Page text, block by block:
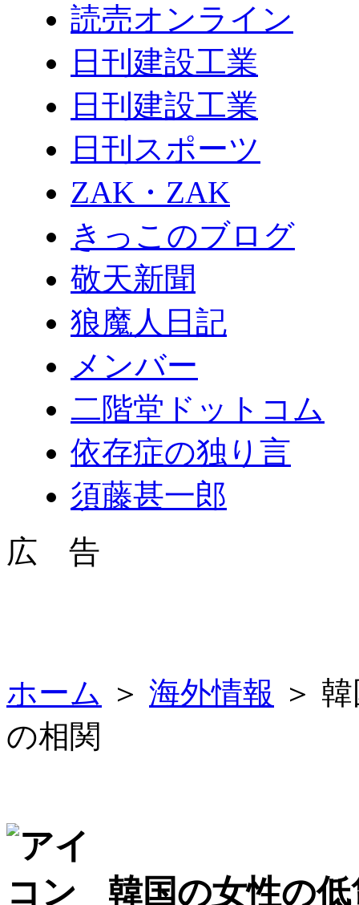
読売オンライン
日刊建設工業
日刊建設工業
日刊スポーツ
ZAK・ZAK
きっこのブログ
敬天新聞
狼魔人日記
メンバー
二階堂ドットコム
依存症の独り言
須藤甚一郎
広 告
ホーム ＞ 海外情報 ＞
の相関
韓国の女性の